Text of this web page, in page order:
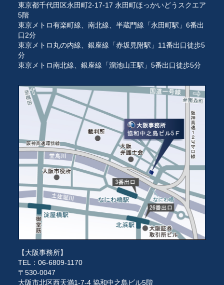
東京都千代田区永田町2-17-17 永田町ほっかいどうスクエア
5階
東京メトロ有楽町線、南北線、半蔵門線「永田町駅」6番出
口2分
東京メトロ丸の内線、銀座線「赤坂見附駅」11番出口徒歩5
分
東京メトロ南北線、銀座線「溜池山王駅」5番出口徒歩5分
【大阪事務所】
TEL：06-6809-1170
〒530-0047
大阪市北区西天満1-7-4 協和中之島ビル5階